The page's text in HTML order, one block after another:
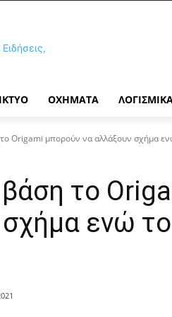
ΟΧΉΜΑΤΑ
Origami μπορούν να αλλάξουν σχήμα
το
ενώ